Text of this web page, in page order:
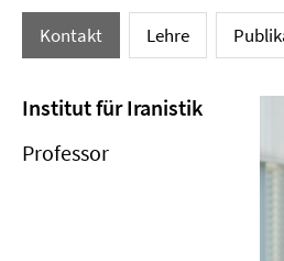
Kontakt Lehre
Institut für Iranistik
Professor